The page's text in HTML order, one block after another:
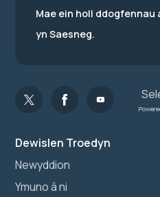
Dewislen Troedyn
Newyddion
Ymuno â ni
Mae ein holl ddogfennau
yn Saesneg.